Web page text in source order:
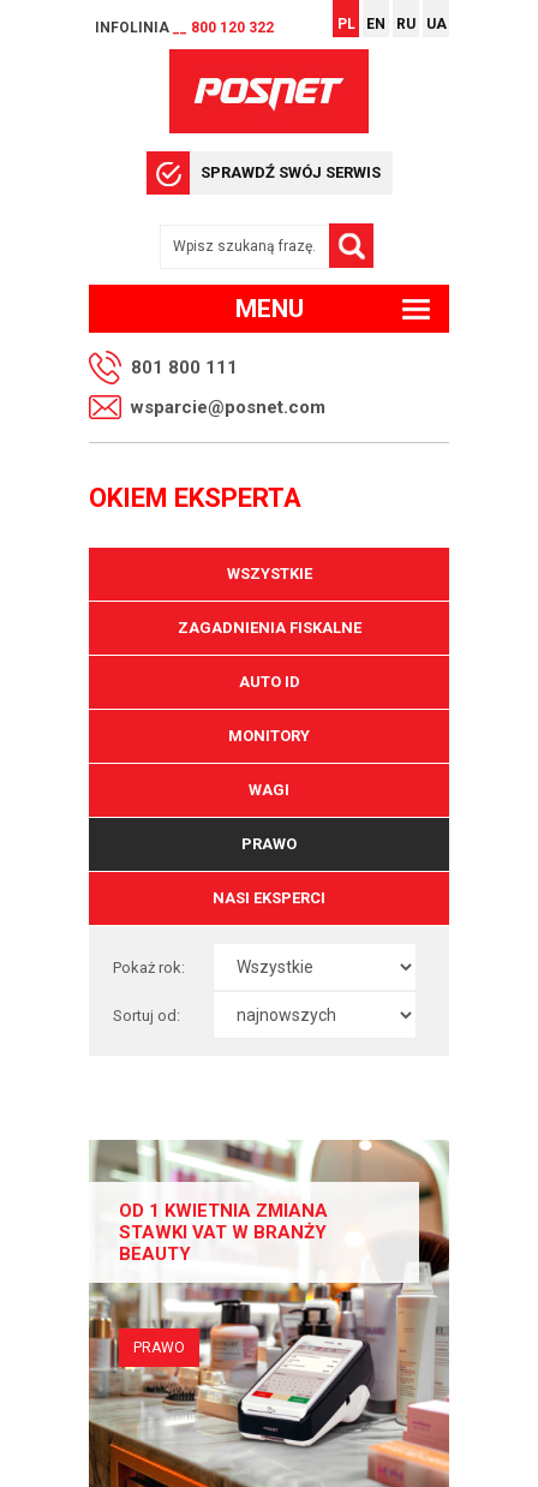
INFOLINIA __ 800 120 322 PL EN RU UA
SPRAWDŹ SWÓJ SERWIS
MENU
801 800 111
wsparcie@posnet.com
OKIEM EKSPERTA
WSZYSTKIE
ZAGADNIENIA FISKALNE
AUTO ID
MONITORY
WAGI
PRAWO
NASI EKSPERCI
Pokaż rok:
Sortuj od:
OD 1 KWIETNIA ZMIANA
STAWKI VAT W BRANŻY
BEAUTY
PRAWO